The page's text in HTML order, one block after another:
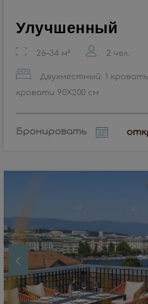
Улучшенный
26–34 м² 2 чел.
Двухместный: 1 кровать
кровати 90X200 см
Бронировать